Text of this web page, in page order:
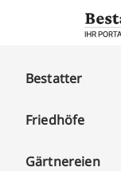
Skip to content
Bestatter
Friedhöfe
Gärtnereien